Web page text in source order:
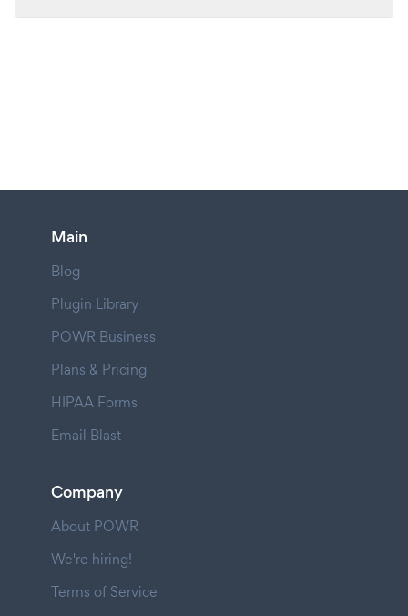
Main
Blog
Plugin Library
POWR Business
Plans & Pricing
HIPAA Forms
Email Blast
Company
About POWR
We're hiring!
Terms of Service